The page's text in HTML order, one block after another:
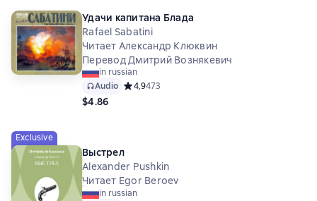
Удачи капитана Блада
Rafael Sabatini
Читает Александр Клюквин
Перевод Дмитрий Вознякевич
in russian
Audio Средний рейтинг 4,9 на основе 473 оценок
4,9473
$4.86
Exclusive
Выстрел
Alexander Pushkin
Читает Egor Beroev
in russian